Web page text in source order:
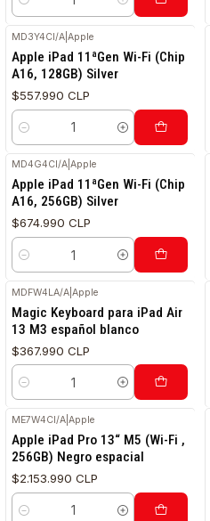
Cantidad
MD3Y4CI/A |Apple
Apple iPad 11ªGen Wi-Fi (Chip
A16, 128GB) Silver
$557.990 CLP
Cantidad
MD4G4CI/A |Apple
Apple iPad 11ªGen Wi-Fi (Chip
A16, 256GB) Silver
$674.990 CLP
Cantidad
MDFW4LA/A |Apple
Magic Keyboard para iPad Air
13 M3 español blanco
$367.990 CLP
Cantidad
ME7W4CI/A |Apple
Apple iPad Pro 13“ M5 (Wi-Fi ,
256GB) Negro espacial
$2.153.990 CLP